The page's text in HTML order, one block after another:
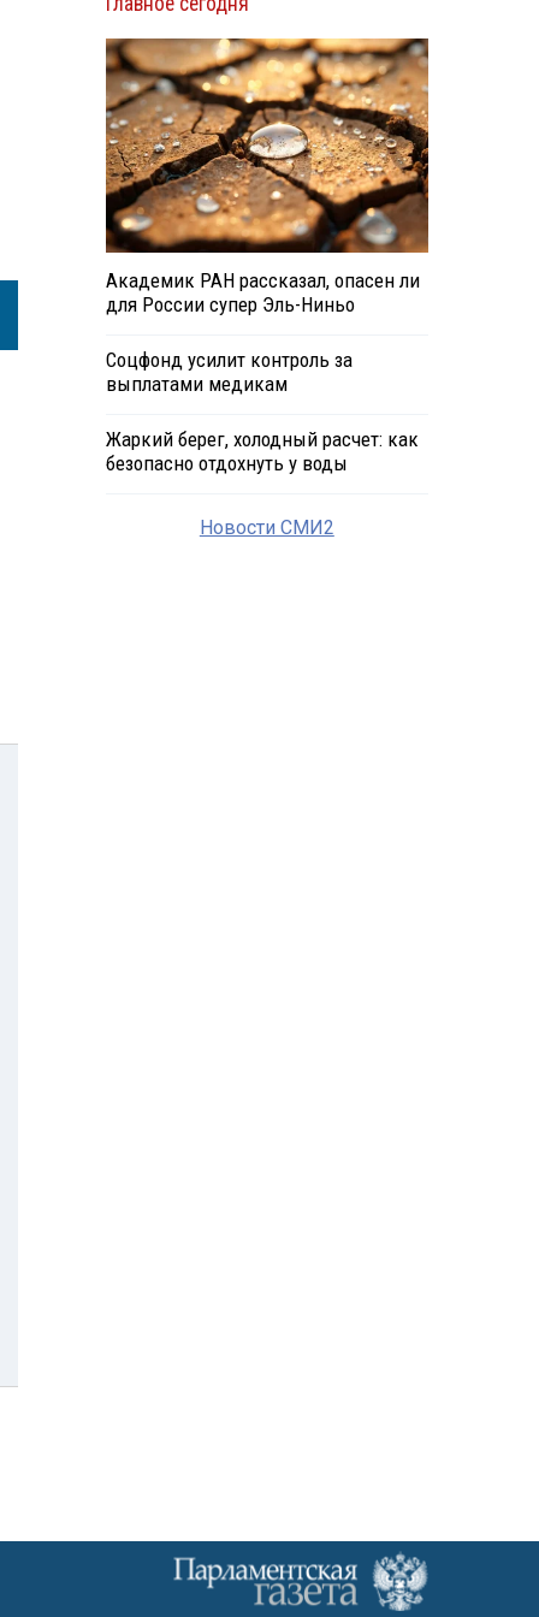
Академик РАН рассказал, опасен ли
для России супер Эль-Ниньо
Соцфонд усилит контроль за
выплатами медикам
Жаркий берег, холодный расчет: как
безопасно отдохнуть у воды
Новости СМИ2